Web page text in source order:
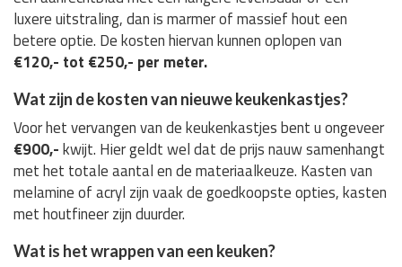
luxere uitstraling, dan is marmer of massief hout een
betere optie. De kosten hiervan kunnen oplopen van
€120,- tot €250,- per meter.
Wat zijn de kosten van nieuwe keukenkastjes?
Voor het vervangen van de keukenkastjes bent u ongeveer
€900,-kwijt. Hier geldt wel dat de prijs nauw samenhangt
met het totale aantal en de materiaalkeuze. Kasten van
melamine of acryl zijn vaak de goedkoopste opties, kasten
met houtfineer zijn duurder.
Wat is het wrappen van een keuken?